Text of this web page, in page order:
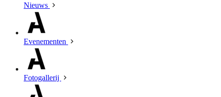
Nieuws
Evenementen
Fotogallerij